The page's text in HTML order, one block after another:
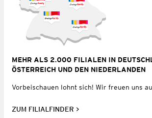
MEHR ALS 2.000 FILIALEN IN
ÖSTERREICH UND DEN NIEDERLANDEN
Vorbeischauen lohnt sich! Wir freuen uns
ZUM FILIALFINDER